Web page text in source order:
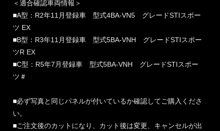
＜適合確認車両情報＞
■A型：R2年11月登録車 型式4BA-VN5 グレードSTIスポー
ツ EX
■B型：R3年11月登録車 型式5BA-VNH グレードSTIスポー
ツR EX
■C型：R5年7月登録車 型式5BA-VNH グレードSTIスポー
ツ＃
■必ず写真と同じパネルが付いているか確認してご購入くださ
い。
■ご注文後のカットになり、カット後は変更、キャンセルが出